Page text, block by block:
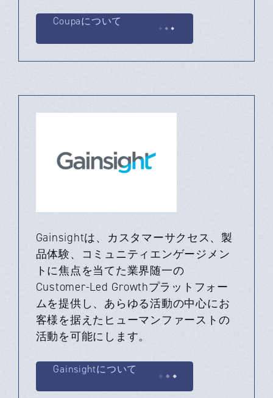
Coupaについて
Gainsightは、カスタマーサクセス、製
品体験、コミュニティエンゲージメン
トに焦点を当てた業界随一の
Customer-Led Growthプラットフォー
ムを提供し、あらゆる活動の中心にお
客様を据えたヒューマンファーストの
活動を可能にします。
Gainsightについて